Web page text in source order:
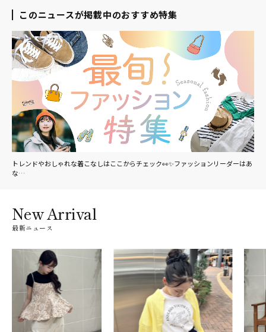
このニュースが掲載中のおすすめ特集
トレンドやおしゃれな着こなしはここからチェック👀✨ファッションリーダーはあ
な…
New Arrival
最新ニュース